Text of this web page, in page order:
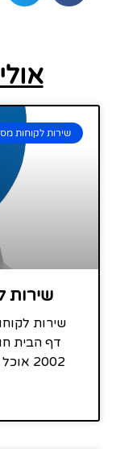
שירות לקוחות
שירות
שירות
2002 אוכל טרי מוכן על המקום לימונדה סחוטה